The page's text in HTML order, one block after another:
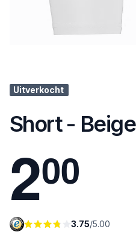
Uitverkocht
Short - Beige
200
3.75/5.00